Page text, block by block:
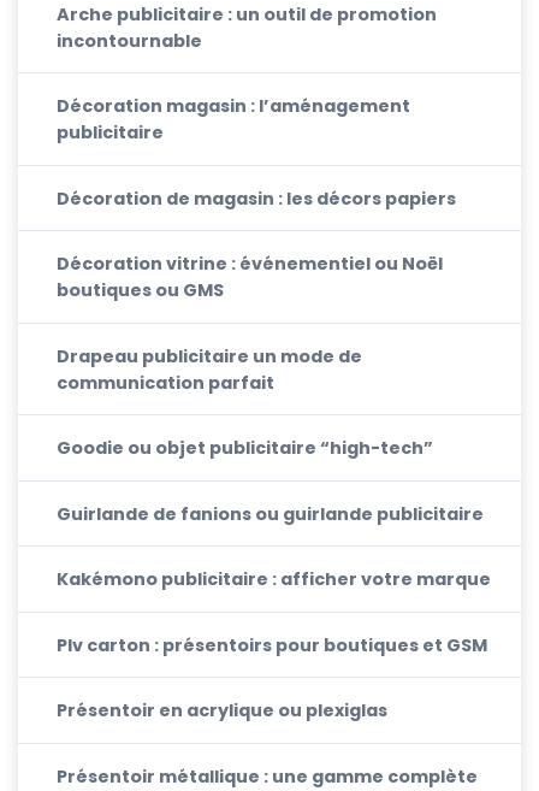
Arche publicitaire : un outil de promotion
incontournable
Décoration magasin : l’aménagement
publicitaire
Décoration de magasin : les décors papiers
Décoration vitrine : événementiel ou Noël
boutiques ou GMS
Drapeau publicitaire un mode de
communication parfait
Goodie ou objet publicitaire “high-tech”
Guirlande de fanions ou guirlande publicitaire
Kakémono publicitaire : afficher votre marque
Plv carton : présentoirs pour boutiques et GSM
Présentoir en acrylique ou plexiglas
Présentoir métallique : une gamme complète